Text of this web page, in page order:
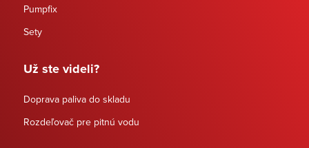
Pumpfix
Sety
Už ste videli?
Doprava paliva do skladu
Rozdeľovač pre pitnú vodu